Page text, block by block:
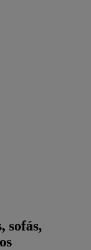
sofás,